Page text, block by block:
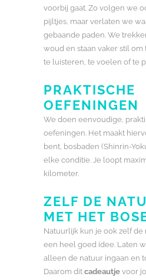
voorbij gaat. Zo volgen we
pijltjes, maar verlaten we
gebaande paden. We
woud en staan vaker stil om
te luisteren, te voelen of te
PRAKTISCHE
OEFENINGEN
We doen eenvoudige,
oefeningen. Het maakt
bent, bosbaden (Shinrin-
elke conditie. Je loopt
kilometer.
ZELF DE
MET HET
Natuurlijk kun je ook zelf de
een heel goed idee. Laten
alleen de natuur ingaan en
Daarom dit cadeautje voor